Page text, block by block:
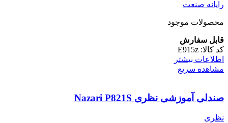
رایانه صنعت
محصولات موجود
قابل سفارش
کد کالا: E915z
اطلاعات بیشتر
مشاهده سریع
صندلی آموزشی نظری Nazari P821S
نظری